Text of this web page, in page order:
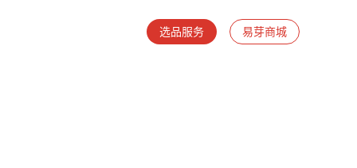
选品服务 易芽商城